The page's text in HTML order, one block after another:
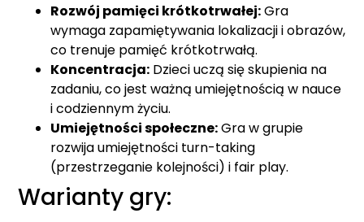
Rozwój pamięci krótkotrwałej:Gra
wymaga zapamiętywania lokalizacji i obrazów,
co trenuje pamięć krótkotrwałą.
Koncentracja: Dzieci uczą się skupienia na
zadaniu, co jest ważną umiejętnością w nauce
i codziennym życiu.
Umiejętności społeczne:Gra w grupie
rozwija umiejętności turn-taking
(przestrzeganie kolejności) i fair play.
Warianty gry: